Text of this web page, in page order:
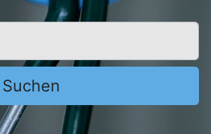
Suchen